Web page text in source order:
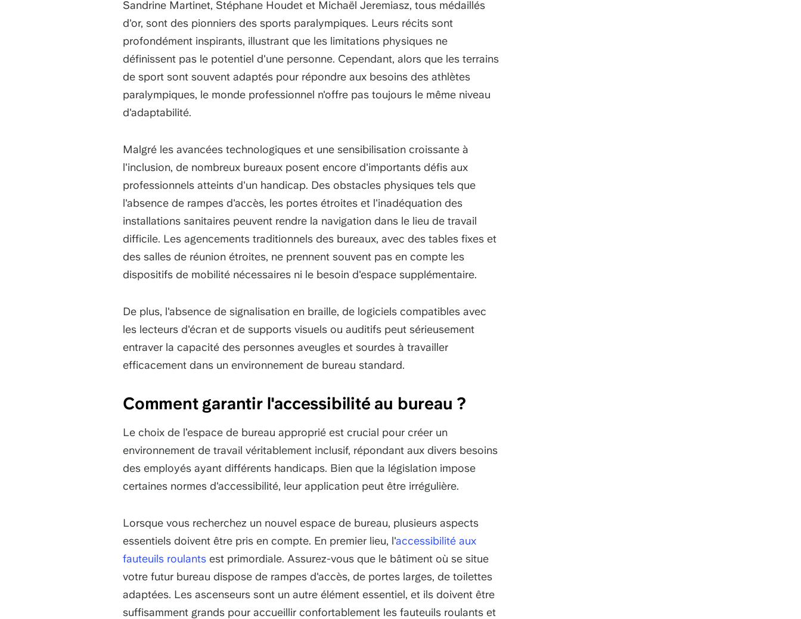
Sandrine Martinet, Stéphane Houdet et Michaël Jeremiasz, tous médaillés
d'or, sont des pionniers des sports paralympiques. Leurs récits sont
profondément inspirants, illustrant que les limitations physiques ne
définissent pas le potentiel d'une personne. Cependant, alors que les terrains
de sport sont souvent adaptés pour répondre aux besoins des athlètes
paralympiques, le monde professionnel n'offre pas toujours le même niveau
d'adaptabilité.
Malgré les avancées technologiques et une sensibilisation croissante à
l'inclusion, de nombreux bureaux posent encore d'importants défis aux
professionnels atteints d'un handicap. Des obstacles physiques tels que
l'absence de rampes d'accès, les portes étroites et l'inadéquation des
installations sanitaires peuvent rendre la navigation dans le lieu de travail
difficile. Les agencements traditionnels des bureaux, avec des tables fixes et
des salles de réunion étroites, ne prennent souvent pas en compte les
dispositifs de mobilité nécessaires ni le besoin d'espace supplémentaire.
De plus, l'absence de signalisation en braille, de logiciels compatibles avec
les lecteurs d'écran et de supports visuels ou auditifs peut sérieusement
entraver la capacité des personnes aveugles et sourdes à travailler
efficacement dans un environnement de bureau standard.
Comment garantir l'accessibilité au bureau ?
Le choix de l’espace de bureau approprié est crucial pour créer un
environnement de travail véritablement inclusif, répondant aux divers besoins
des employés ayant différents handicaps. Bien que la législation impose
certaines normes d'accessibilité, leur application peut être irrégulière.
Lorsque vous recherchez un nouvel espace de bureau, plusieurs aspects
essentiels doivent être pris en compte. En premier lieu, l'accessibilité aux
fauteuils roulants est primordiale. Assurez-vous que le bâtiment où se situe
votre futur bureau dispose de rampes d'accès, de portes larges, de toilettes
adaptées. Les ascenseurs sont un autre élément essentiel, et ils doivent être
suffisamment grands pour accueillir confortablement les fauteuils roulants et